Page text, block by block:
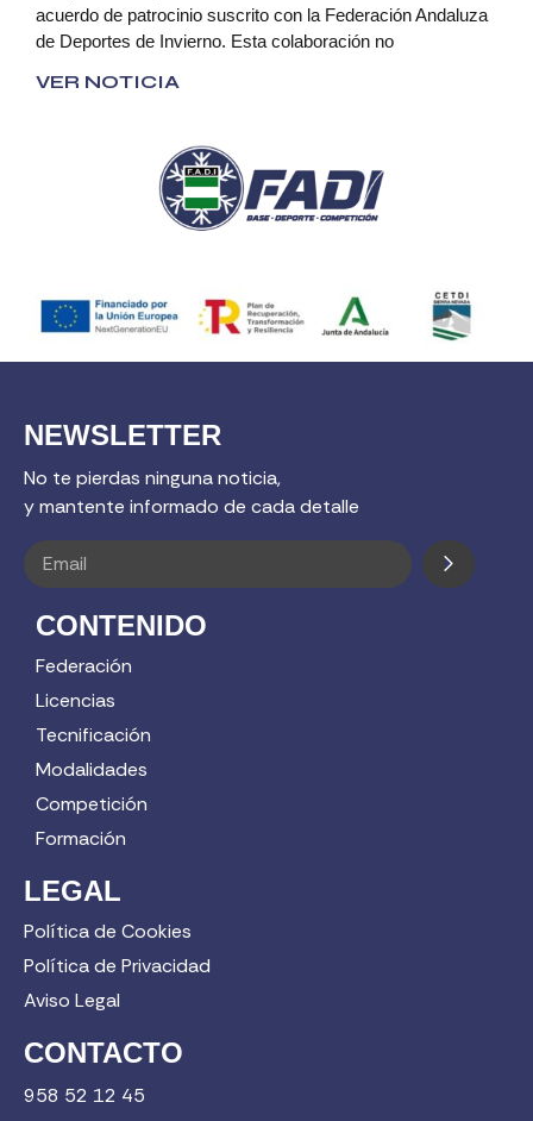
acuerdo de patrocinio suscrito con la Federación Andaluza
de Deportes de Invierno. Esta colaboración no
VER NOTICIA
NEWSLETTER
No te pierdas ninguna noticia,
y mantente informado de cada detalle
CONTENIDO
Federación
Licencias
Tecnificación
Modalidades
Competición
Formación
LEGAL
Política de Cookies
Política de Privacidad
Aviso Legal
CONTACTO
958 52 12 45